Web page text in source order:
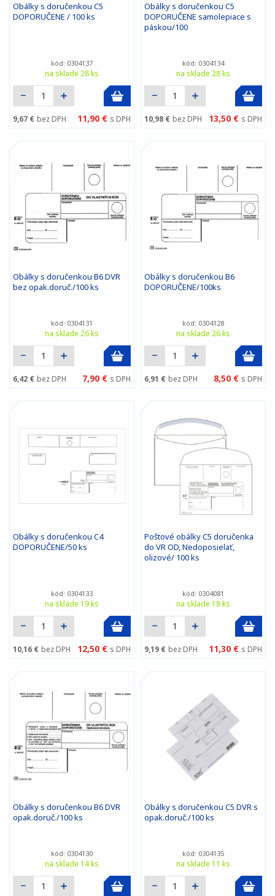
Obálky s doručenkou C5
DOPORUČENE / 100 ks
kód: 0304137
na sklade 28 ks
9,67 € bez DPH 11,90 € s DPH
Obálky s doručenkou C5
DOPORUČENE samolepiace s
páskou/100
kód: 0304134
na sklade 28 ks
10,98 € bez DPH 13,50 € s DPH
Obálky s doručenkou B6 DVR
bez opak.doruč./100 ks
kód: 0304131
na sklade 26 ks
6,42 € bez DPH 7,90 € s DPH
Obálky s doručenkou B6
DOPORUČENE/100ks
kód: 0304128
na sklade 26 ks
6,91 € bez DPH 8,50 € s DPH
Obálky s doručenkou C4
DOPORUČENE/50 ks
kód: 0304133
na sklade 19 ks
10,16 € bez DPH 12,50 € s DPH
Poštové obálky C5 doručenka
do VR OD, Nedoposielať,
olizové/ 100 ks
kód: 0304081
na sklade 18 ks
9,19 € bez DPH 11,30 € s DPH
Obálky s doručenkou B6 DVR
opak.doruč./100 ks
kód: 0304130
na sklade 14 ks
Obálky s doručenkou C5 DVR s
opak.doruč./100 ks
kód: 0304135
na sklade 11 ks